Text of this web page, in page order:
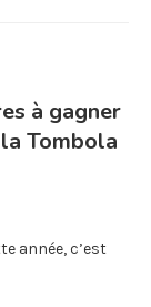
à gagner
Tombola
année, c’est